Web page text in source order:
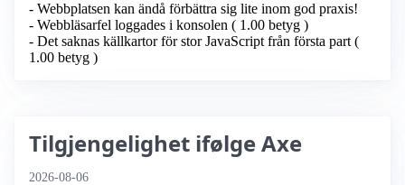
- Webbplatsen kan ändå förbättra sig lite inom god praxis!
- Webbläsarfel loggades i konsolen ( 1.00 betyg )
- Det saknas källkartor för stor JavaScript från första part (
1.00 betyg )
Tilgjengelighet ifølge Axe
2026-08-06